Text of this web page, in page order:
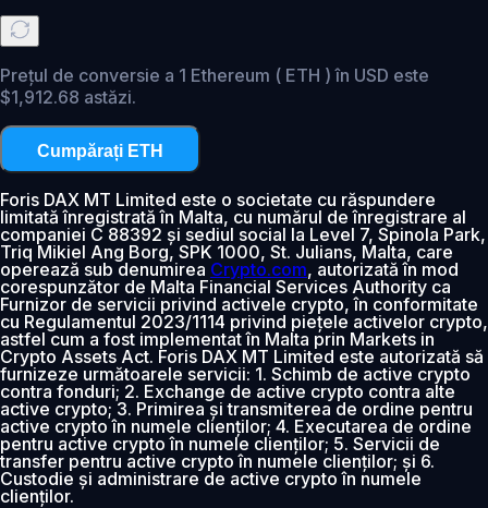
Prețul de conversie a 1 Ethereum ( ETH ) în USD este
$1,912.68 astăzi.
Cumpărați ETH
Foris DAX MT Limited este o societate cu răspundere
limitată înregistrată în Malta, cu numărul de înregistrare al
companiei C 88392 și sediul social la Level 7, Spinola Park,
Triq Mikiel Ang Borg, SPK 1000, St. Julians, Malta, care
operează sub denumirea Crypto.com, autorizată în mod
corespunzător de Malta Financial Services Authority ca
Furnizor de servicii privind activele crypto, în conformitate
cu Regulamentul 2023/1114 privind piețele activelor crypto,
astfel cum a fost implementat în Malta prin Markets in
Crypto Assets Act. Foris DAX MT Limited este autorizată să
furnizeze următoarele servicii: 1. Schimb de active crypto
contra fonduri; 2. Exchange de active crypto contra alte
active crypto; 3. Primirea și transmiterea de ordine pentru
active crypto în numele clienților; 4. Executarea de ordine
pentru active crypto în numele clienților; 5. Servicii de
transfer pentru active crypto în numele clienților; și 6.
Custodie și administrare de active crypto în numele
clienților.